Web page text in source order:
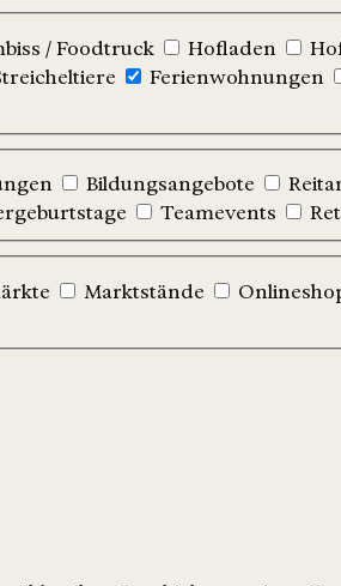
/ Foodtruck Hofladen
Ferienwohnungen
Bildungsangebote
Teamevents
Marktstände